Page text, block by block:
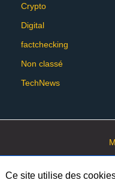
Crypto
Digital
factchecking
Non classé
TechNews
All Rights
Ce site utilise des